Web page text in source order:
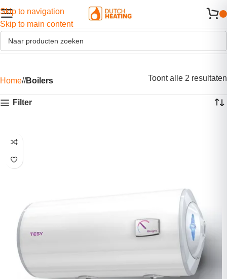
Skip to navigation
Skip to main content
Home/ Boilers Toont alle 2 resultaten
Filter